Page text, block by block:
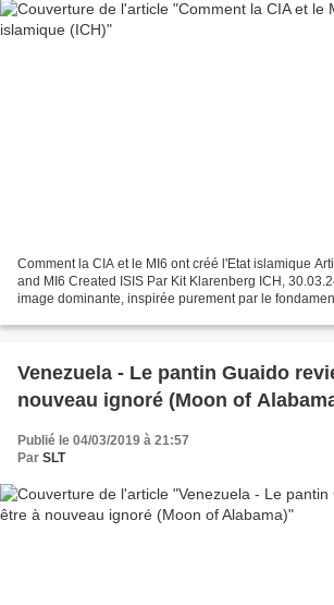
Comment la CIA et le MI6 ont créé l'Etat islamique
and MI6 Created ISIS Par Kit Klarenberg ICH,
image dominante, inspirée purement par le
Venezuela - Le pantin Guaido
nouveau ignoré (Moon of
Publié le 04/03/2019 à 21:57
Par SLT